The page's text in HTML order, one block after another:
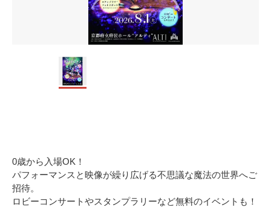
0歳から入場OK！
パフォーマンスと映像が繰り広げる不思議な魔法の世界へご
招待。
ロビーコンサートやスタンプラリーなど無料のイベントも！